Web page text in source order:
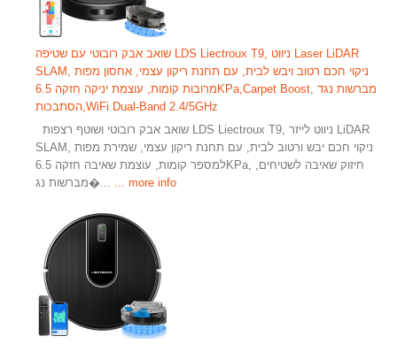
שואב אבק רובוטי עם שטיפה LDS Liectroux T9, ניווט Laser LiDAR
SLAM, ניקוי חכם רטוב ויבש לבית, עם תחנת ריקון עצמי, אחסון מפות
מרובות קומות, עוצמת יניקה חזקה 6.5KPa,Carpet Boost, מברשות נגד
הסתבכות,WiFi Dual-Band 2.4/5GHz
SLAM, ניקוי חכם יבש ורטוב לבית, עם תחנת ריקון עצמי, שמירת מפות
למספר קומות, עוצמת שאיבה חזקה 6.5KPa, חיזוק שאיבה לשטיחים,
מברשות נג�...
... more info